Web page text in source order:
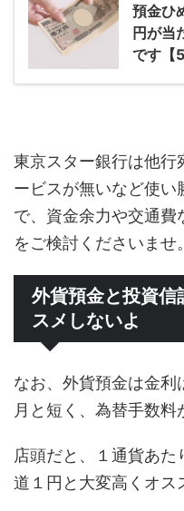
預金ひ
円が当
です【
東京スター銀行は他行
ービスが無いなど使
で、資金余力や交通費
をご検討くださいませ。
外貨預金と投資信
スメしないよ
なお、外貨預金は金利
月と短く、為替手数料
店頭だと、１通貨あ
道１円と大変高くオス